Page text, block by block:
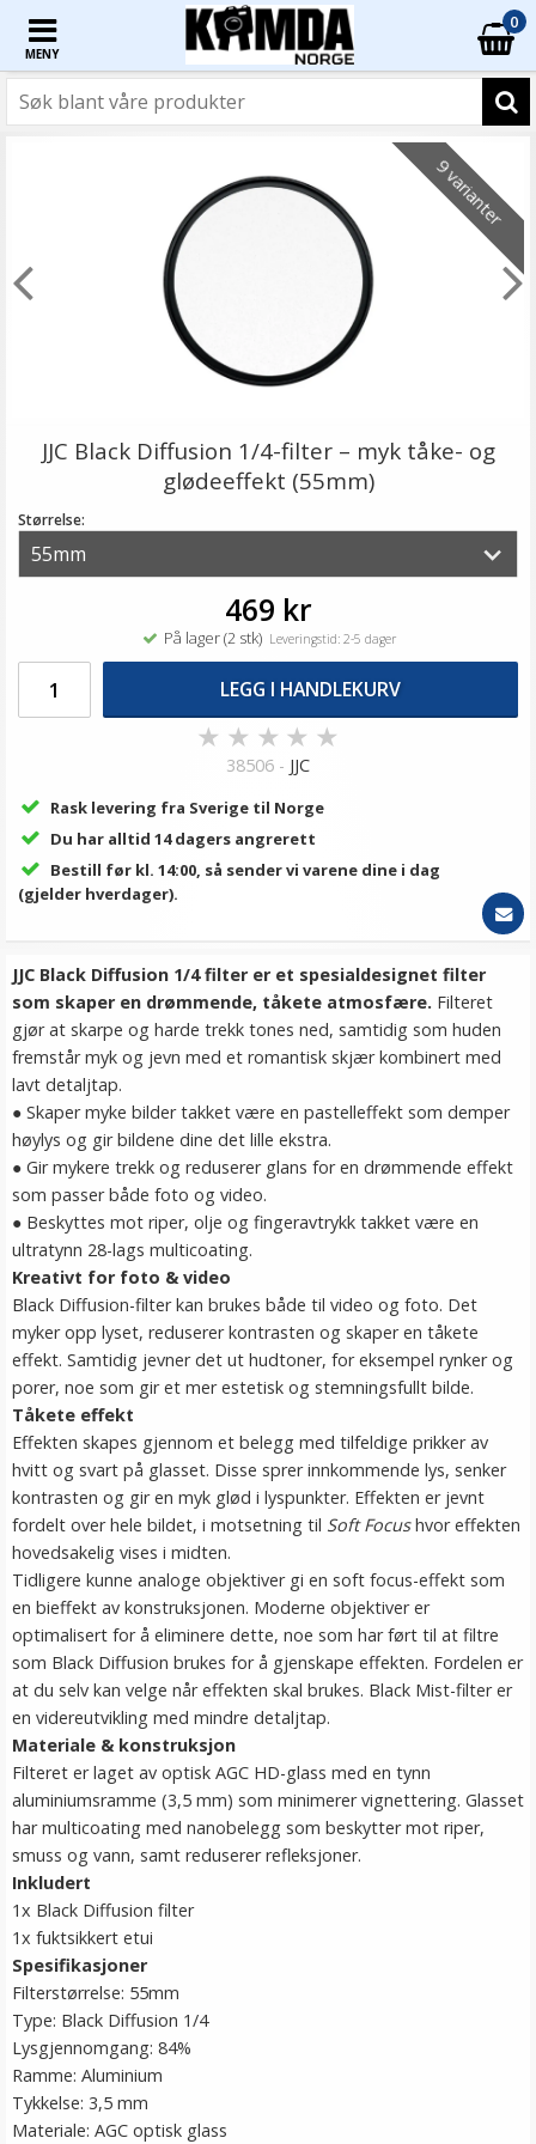
MENY
0
9 varianter
JJC Black Diffusion 1/4-filter – myk tåke- og
glødeeffekt (55mm)
Størrelse:
469 kr
På lager (2 stk)Leveringstid: 2-5 dager
LEGG I HANDLEKURV
★ ★ ★ ★ ★
38506 - JJC
Rask levering fra Sverige til Norge
Du har alltid 14 dagers angrerett
Bestill før kl. 14:00, så sender vi varene dine i dag
(gjelder hverdager).
JJC Black Diffusion 1/4 filter er et spesialdesignet filter
som skaper en drømmende, tåkete atmosfære. Filteret
gjør at skarpe og harde trekk tones ned, samtidig som huden
fremstår myk og jevn med et romantisk skjær kombinert med
lavt detaljtap.
● Skaper myke bilder takket være en pastelleffekt som demper
høylys og gir bildene dine det lille ekstra.
● Gir mykere trekk og reduserer glans for en drømmende effekt
som passer både foto og video.
● Beskyttes mot riper, olje og fingeravtrykk takket være en
ultratynn 28-lags multicoating.
Kreativt for foto & video
Black Diffusion-filter kan brukes både til video og foto. Det
myker opp lyset, reduserer kontrasten og skaper en tåkete
effekt. Samtidig jevner det ut hudtoner, for eksempel rynker og
porer, noe som gir et mer estetisk og stemningsfullt bilde.
Tåkete effekt
Effekten skapes gjennom et belegg med tilfeldige prikker av
hvitt og svart på glasset. Disse sprer innkommende lys, senker
kontrasten og gir en myk glød i lyspunkter. Effekten er jevnt
fordelt over hele bildet, i motsetning til Soft Focushvor effekten
hovedsakelig vises i midten.
Tidligere kunne analoge objektiver gi en soft focus-effekt som
en bieffekt av konstruksjonen. Moderne objektiver er
optimalisert for å eliminere dette, noe som har ført til at filtre
som Black Diffusion brukes for å gjenskape effekten. Fordelen er
at du selv kan velge når effekten skal brukes. Black Mist-filter er
en videreutvikling med mindre detaljtap.
Materiale & konstruksjon
Filteret er laget av optisk AGC HD-glass med en tynn
aluminiumsramme (3,5 mm) som minimerer vignettering. Glasset
har multicoating med nanobelegg som beskytter mot riper,
smuss og vann, samt reduserer refleksjoner.
Inkludert
1x Black Diffusion filter
1x fuktsikkert etui
Spesifikasjoner
Filterstørrelse: 55mm
Type: Black Diffusion 1/4
Lysgjennomgang: 84%
Ramme: Aluminium
Tykkelse: 3,5 mm
Materiale: AGC optisk glass